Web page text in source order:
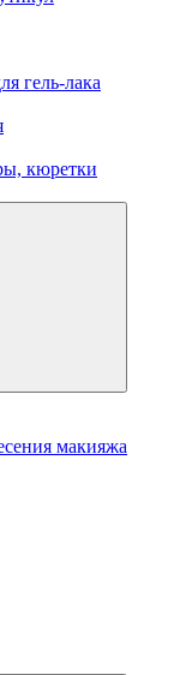
гель-лака
кюретки
макияжа